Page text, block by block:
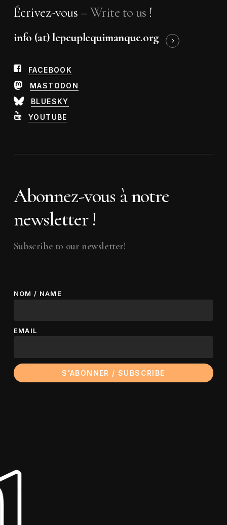
Écrivez-vous –Write to us !
info (at) lepeuplequimanque.org
FACEBOOK
MASTODON
BLUESKY
YOUTUBE
Abonnez-vous à notre
newsletter !
Subscribe to our newsletter!
NOM / NAME
EMAIL